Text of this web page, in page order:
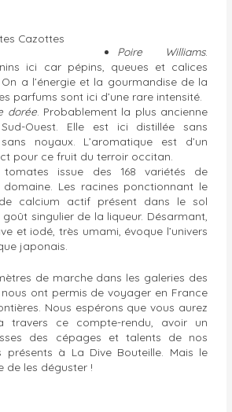
Poire Williams.
ici car pépins, queues et calices
a l’énergie et la gourmandise de la
parfums sont ici d’une rare intensité.
dorée. Probablement la plus ancienne
Ouest. Elle est ici distillée sans
noyaux. L’aromatique est d’un
pour ce fruit du terroir occitan.
tomates issue des 168 variétés de
Les racines ponctionnant le
calcium actif présent dans le sol
singulier de la liqueur. Désarmant,
et iodé, très umami, évoque l’univers
japonais.
de marche dans les galeries des
nous ont permis de voyager en France
Nous espérons que vous aurez
travers ce compte-rendu, avoir un
des cépages et talents de nos
présents à La Dive Bouteille. Mais le
de les déguster !